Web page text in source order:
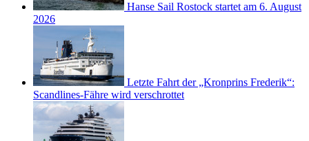
Hanse Sail Rostock startet am 6. August
2026
Letzte Fahrt der „Kronprins Frederik“:
Scandlines-Fähre wird verschrottet